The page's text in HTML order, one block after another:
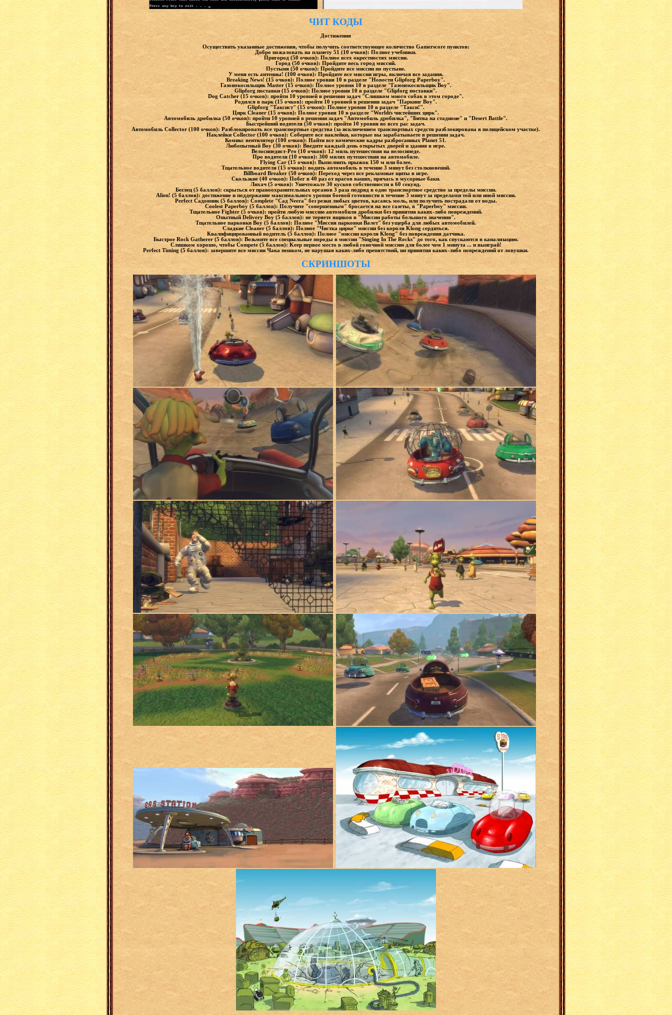
ЧИТ КОДЫ
Достижения
Осуществить указанные достижения, чтобы получить соответствующее количество Gamerscore пунктов:
Добро пожаловать на планету 51 (10 очков): Полное учебники.
Пригород (50 очков): Полное всех окрестностях миссии.
Город (50 очков): Пройдите весь город миссий.
Пустыня (50 очков): Пройдите все миссии по пустыне.
У меня есть антенны! (100 очков): Пройдите все миссии игры, включая все задания.
Breaking News! (15 очков): Полное уровня 10 в разделе "Новости Glipforg Paperboy".
Газонокосильщик Master (15 очков): Полное уровня 10 в разделе "Газонокосильщик Boy".
Glipforg поставки (15 очков): Полное уровня 10 в разделе "Glipforg поставки".
Dog Catcher (15 очков): пройти 10 уровней в решении задач "Слишком много собак в этом городе".
Родился в парк (15 очков): пройти 10 уровней в решении задач "Паркинг Boy".
Glipforg "Таксист" (15 очков): Полное уровня 10 в разделе "Такси!".
Цирк Cleaner (15 очков): Полное уровня 10 в разделе "Worldґs чистейших цирк".
Автомобиль дробилка (50 очков): пройти 10 уровней в решении задач "Автомобиль дробилка", "Битва на стадионе" и "Desert Battle".
Быстрейший водителя (50 очков): пройти 10 уровня во всех рас задач.
Автомобиль Collector (100 очков): Разблокировать все транспортные средства (за исключением транспортных средств разблокирована в полицейском участке).
Наклейки Collector (100 очков): Соберите все наклейки, которые вы зарабатываете в решении задач.
Комикс вентилятор (100 очков): Найти все комические кадры разбросанных Planet 51.
Любопытный Boy (30 очков): Введите каждый день открытых дверей и здания в игре.
Велосипедист-Pro (10 очков): 12 миль путешествия на велосипеде.
Про водителя (10 очков): 300 милях путешествия на автомобиле.
Flying Car (15 очков): Выполнить прыжок 150 м или более.
Тщательное водителя (15 очков): водить автомобиль в течение 3 минут без столкновений.
Billboard Breaker (50 очков): Переход через все рекламные щиты в игре.
Скользкие (40 очков): Побег в 40 раз от врагов ваших, прячась в мусорные баки.
Лихач (5 очков): Уничтожьте 30 кусков собственности в 60 секунд.
Беглец (5 баллов): скрыться от правоохранительных органов 3 раза подряд в одно транспортное средство за пределы миссии.
Alien! (5 баллов): достижение и поддержание максимального уровня боевой готовности в течение 3 минут за пределами той или иной миссии.
Perfect Садовник (5 баллов): Complete "Сад Neera" без резки любых цветов, касаясь моль, или получить пострадали от воды.
Coolest Paperboy (5 баллов): Получите "совершенным" бросается на все газеты, в "Paperboy" миссии.
Тщательное Fighter (5 очков): пройти любую миссию автомобиля дробилки без принятия каких-либо повреждений.
Опытный Delivery Boy (5 баллов): не теряете ящиков в "Миссии работы большого значения".
Тщательное парковки Boy (5 баллов): Полное "Миссия парковки Валет" без ущерба для любых автомобилей.
Сладкие Cleaner (5 баллов): Полное "Чистка цирке" миссии без короля Klong сердиться.
Квалифицированный водитель (5 баллов): Полное "миссии короля Klong" без повреждения датчика.
Быстрое Rock Gatherer (5 баллов): Возьмите все специальные породы в миссии "Singing In The Rocks" до того, как спускаются в канализацию.
Слишком хорошо, чтобы Compete (5 баллов): Keep первое место в любой гоночной миссию для более чем 1 минута ... и выиграй!
Perfect Timing (5 баллов): завершите все миссии Чака пешком, не нарушая каких-либо препятствий, ни принятия каких-либо повреждений от ловушки.
СКРИНШОТЫ